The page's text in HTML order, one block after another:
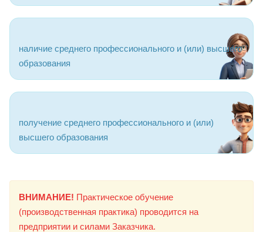
наличие среднего профессионального и (или) высшего
образования
получение среднего профессионального и (или)
высшего образования
ВНИМАНИЕ! Практическое обучение
(производственная практика) проводится на
предприятии и силами Заказчика.